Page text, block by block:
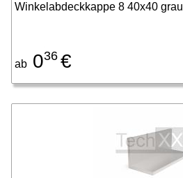
Winkelabdeckkappe 8 40x40 grau
ab 036 €